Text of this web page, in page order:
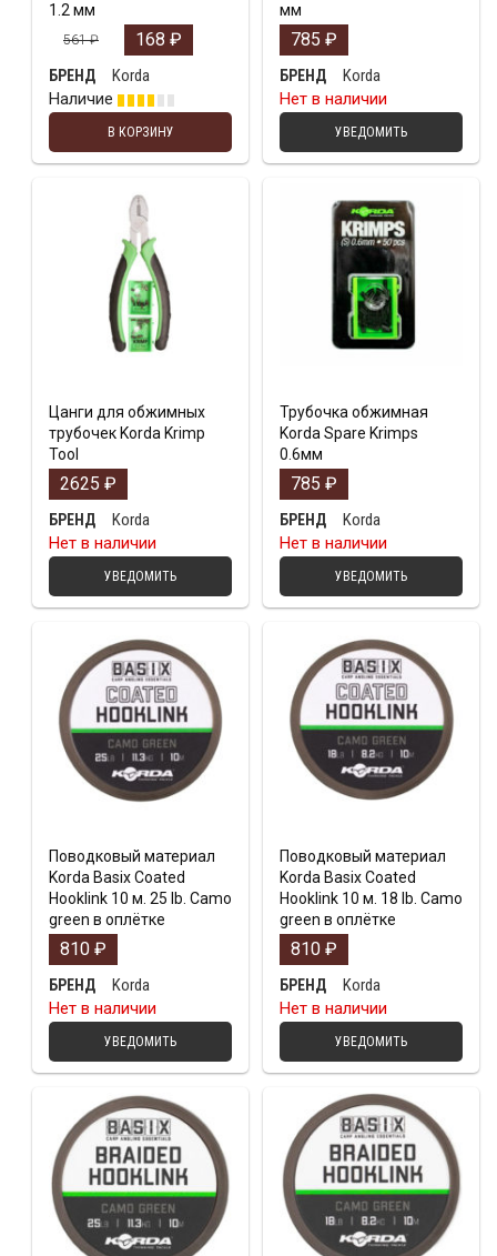
1.2 мм
561₽ 168 ₽
БРЕНД
Korda
Наличие
В КОРЗИНУ
мм
785 ₽
БРЕНД
Korda
Нет в наличии
УВЕДОМИТЬ
Цанги для обжимных
трубочек Korda Krimp
Tool
2625 ₽
БРЕНД
Korda
Нет в наличии
УВЕДОМИТЬ
Трубочка обжимная
Korda Spare Krimps
0.6мм
785 ₽
БРЕНД
Korda
Нет в наличии
УВЕДОМИТЬ
Поводковый материал
Korda Basix Coated
Hooklink 10 м. 25 lb. Camo
green в оплётке
810 ₽
БРЕНД
Korda
Нет в наличии
УВЕДОМИТЬ
Поводковый материал
Korda Basix Coated
Hooklink 10 м. 18 lb. Camo
green в оплётке
810 ₽
БРЕНД
Korda
Нет в наличии
УВЕДОМИТЬ